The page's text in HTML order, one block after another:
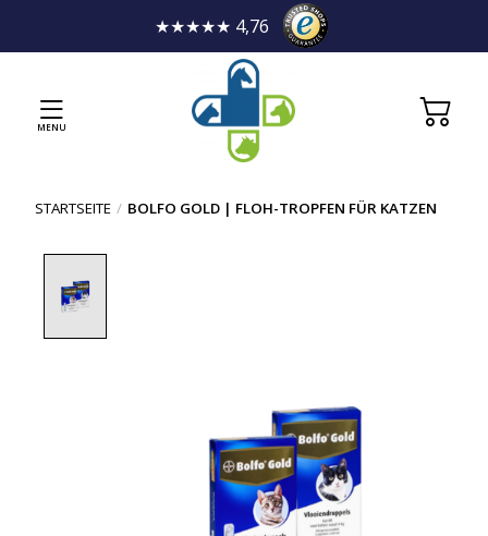
★★★★★ 4,76
MENU
STARTSEITE / BOLFO GOLD | FLOH-TROPFEN FÜR KATZEN